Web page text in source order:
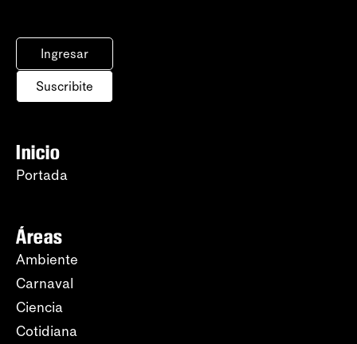
Ingresar
Suscribite
Inicio
Portada
Áreas
Ambiente
Carnaval
Ciencia
Cotidiana